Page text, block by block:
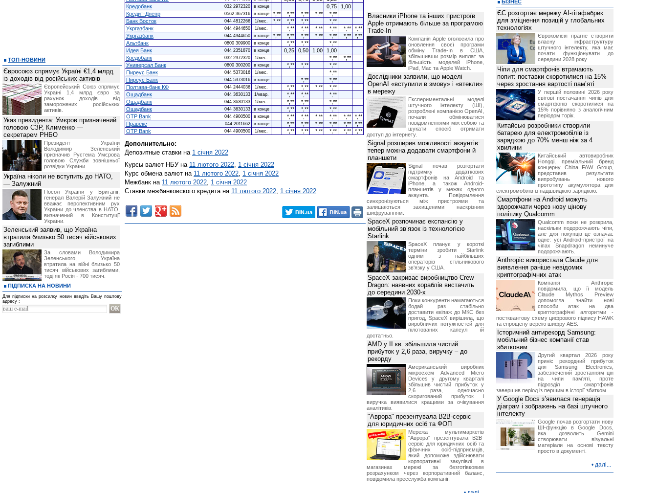
Кредобанк
032 2972320 в конце 0,75
1,00
Кредит-Днепр
0562 367316 в конце *,** *,** *,** *,**
*,**
Банк Восток
044 4812266 1/мес. *,** *,** *,**
*,**
Укргазбанк
044 4944650 1/мес. *,** *,** *,** *,** *,**
*,**
Укргазбанк
044 4944650 в конце *,** *,** *,** *,** *,** *,**
*,**
Альтбанк
0800 309900 в конце *,** *,**
*,**
Идея Банк
044 2351870 в конце 0,25 0,50 1,00
1,00
Кредобанк
032 2972320 1/мес. *,**
*,**
Универсал Банк
0800 300200 в конце *,** *,**
*,**
Пиреус Банк
044 5373016 1/мес.
*,**
Пиреус Банк
044 5373016 в конце *,**
*,**
Полтава-банк КФ
044 2444036 1/мес. *,** *,** *,**
*,**
Ощадбанк
044 3630133 1/квар. *,** *,**
*,**
Ощадбанк
044 3630133 1/мес. *,** *,**
*,**
Ощадбанк
044 3630133 в конце *,** *,**
*,**
OTP Bank
044 4900500 в конце *,** *,** *,** *,** *,**
*,**
Правекс
044 2011662 в конце *,** *,** *,** *,** *,**
*,**
OTP Bank
044 4900500 1/мес. *,** *,** *,** *,** *,** *,**
Дополнительно:
Депозитные ставки на 1 січня 2022
Курсы валют НБУ на 11 лютого 2022, 1 січня 2022
Курс обмена валют на 11 лютого 2022, 1 січня 2022
Межбанк на 11 лютого 2022, 1 січня 2022
Ставки межбанковского кредита на 11 лютого 2022, 1 січня 2022
ТОП-НОВИНИ
Євросоюз спрямує Україні €1,4 млрд
із доходів від російських активів
Європейський Союз спрямує
Україні 1,4 млрд євро за
рахунок доходів від
заморожених російських
активів.
Указ президента: Умєров призначений
головою СЗР, Клименко —
секретарем РНБО
Президент України
Володимир Зеленський
призначив Pустема Умєрова
головою Служби зовнішньої
розвідки України.
Україна ніколи не вступить до НАТО,
— Залужний
Посол України у Британії,
генерал Валерій Залужний не
вважає перспективним рух
України до членства в НАТО,
визначений в Конституції
України.
Зеленський заявив, що Україна
втратила близько 50 тисяч військових
загиблими
За словами Володимира
Зеленського, Україна
втратила на війні близько 50
тисяч військових загиблими,
тоді як Росія - 700 тисяч.
ПІДПИСКА НА НОВИНИ
Для підписки на розсилку новин введіть Вашу поштову
адресу :
Власники iPhone та інших пристроїв
Apple отримають більше за програмою
Trade-In
Компанія Apple оголосила про
оновлення своєї програми
обміну Trade-In в США,
збільшивши розмір виплат за
більшість моделей iPhone,
iPad, Mac та Apple Watch.
Дослідники заявили, що моделі
OpenAI «вступили в змову» і «втекли»
в мережу
Експериментальні моделі
штучного інтелекту (ШІ),
розроблені компанією OpenAI,
почали обмінюватися
повідомленнями між собою та
шукати спосіб отримати
доступ до інтернету.
Signal розширив можливості акаунтів:
тепер можна додавати смартфони й
планшети
Signal почав розгортати
підтримку додаткових
смартфонів на Android та
iPhone, а також Android-
планшетів у межах одного
акаунта. Повідомлення
синхронізуються між пристроями та
залишаються захищеними наскрізним
шифруванням.
SpaceX розпочинає експансію у
мобільний зв’язок із технологією
Starlink
SpaceX планує у короткі
терміни зробити Starlink
одним з найбільших
операторів стільникового
зв'язку у США.
SpaceX закриває виробництво Crew
Dragon: наявних кораблів вистачить
до середини 2030-х
Поки конкуренти намагаються
бодай раз стабільно
доставити екіпаж до МКС без
пригод, SpaceX вирішила, що
виробничих потужностей для
пілотованих капсул їй
достатньо.
AMD у II кв. збільшила чистий
прибуток у 2,6 раза, виручку – до
рекорду
Американський виробник
мікросхем Advanced Micro
Devices у другому кварталі
збільшив чистий прибуток у
2,6 раза, одночасно
скоригований прибуток і
виручка виявилися кращими за очікування
аналітиків.
"Аврора" презентувала B2B-сервіс
для юридичних осіб та ФОП
Мережа мультимаркетів
"Аврора" презентувала B2B-
сервіс для юридичних осіб та
фізичних осіб-підприємців,
який допоможе здійснювати
корпоративні закупівлі в
магазинах мережі за безготівковим
розрахунком через корпоративний баланс,
повідомила пресслужба компанії.
БІЗНЕС
ЄС розгортає мережу AI-гігафабрик
для зміцнення позицій у глобальних
технологіях
Єврокомісія прагне створити
власну інфраструктуру
штучного інтелекту, яка має
почати функціонувати до
середини 2028 року
Чіпи для смартфонів втрачають
попит: поставки скоротилися на 15%
через зростання вартості пам’яті
У першій половині 2026 року
світові постачання чипів для
смартфонів скоротилися на
15% порівняно з аналогічним
періодом торік.
Китайські розробники створили
батарею для електромобілів із
зарядкою до 70% менш ніж за 4
хвилини
Китайський автовиробник
Hongqi, преміальний бренд
концерну China FAW Group,
представив результати
випробувань нового
прототипу акумулятора для
електромобілів із надшвидкою зарядкою.
Смартфони на Android можуть
здорожчати через нову цінову
політику Qualcomm
Qualcomm поки не розкрила,
наскільки подорожчають чіпи,
але для покупців це означає
одне: усі Android-пристрої на
чіпах Snapdragon неминуче
подорожчають.
Anthropic використала Claude для
виявлення раніше невідомих
криптографічних атак
Компанія Anthropic
повідомила, що її модель
Claude Mythos Preview
допомогла знайти нові
способи атак на два
криптографічні алгоритми -
постквантову схему цифрового підпису HAWK
та спрощену версію шифру AES.
Історичний антирекорд Samsung:
мобільний бізнес компанії став
збитковим
Другий квартал 2026 року
приніс рекордний прибуток
для Samsung Electronics,
забезпечений зростанням цін
на чипи пам'яті, проте
підрозділ смартфонів
завершив період із першим в історії збитком.
У Google Docs з’явилася генерація
діаграм і зображень на базі штучного
інтелекту
Google почав розгортати нову
ШІ-функцію в Google Docs,
яка дозволить Gemini
створювати візуальні
матеріали на основі тексту
просто в документі.
• далі...